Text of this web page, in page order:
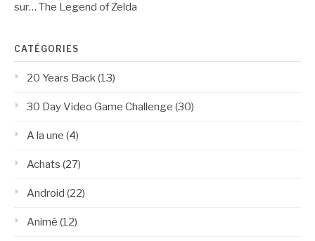
sur… The Legend of Zelda
CATÉGORIES
20 Years Back(13)
30 Day Video Game Challenge (30)
A la une (4)
Achats (27)
Android (22)
Animé (12)